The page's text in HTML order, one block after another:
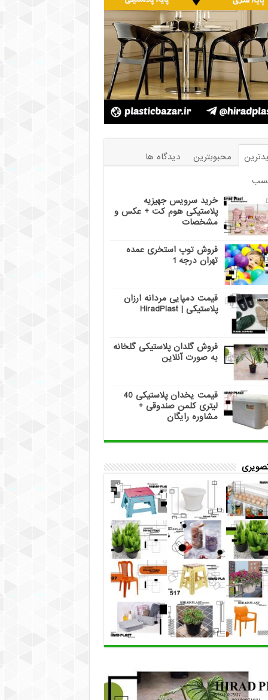
محبوبترین
دیدگاه ها
خرید سرویس جهیزیه
پلاستیکی هوم کت + عکس و
مشخصات
فروش توپ استخری عمده
تهران درجه 1
قیمت دمپایی مردانه ارزان
پلاستیکی | HiradPlast
فروش گلدان پلاستیکی گلخانه
به صورت آنلاین
قیمت یخدان پلاستیکی 40
لیتری کلمن صندوقی +
مشاوره رایگان